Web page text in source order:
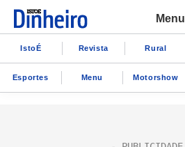
Menu
IstoÉ Revista Rural
Esportes Menu Motorshow